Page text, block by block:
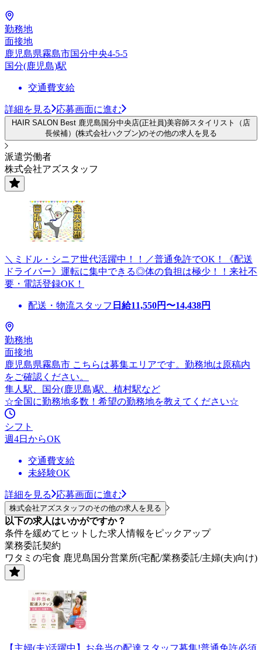
勤務地
面接地
鹿児島県霧島市国分中央4-5-5
国分(鹿児島)駅
交通費支給
詳細を見る 応募画面に進む
HAIR SALON Best 鹿児島国分中央店(正社員)美容師スタイリスト（店
長候補）(株式会社ハクブン)のその他の求人を見る
派遣労働者
株式会社アズスタッフ
＼ミドル・シニア世代活躍中！！／普通免許でOK！《配送
ドライバー》運転に集中できる◎体の負担は極少！！来社不
要・電話登録OK！
配送・物流スタッフ 日給11,550円〜14,438円
勤務地
面接地
鹿児島県霧島市 こちらは募集エリアです。勤務地は原稿内
をご確認ください。
隼人駅、国分(鹿児島)駅、植村駅など
☆全国に勤務地多数！希望の勤務地を教えてください☆
シフト
週4日からOK
交通費支給
未経験OK
詳細を見る 応募画面に進む
株式会社アズスタッフのその他の求人を見る
以下の求人はいかがですか？
条件を緩めてヒットした求人情報をピックアップ
業務委託契約
ワタミの宅食 鹿児島国分営業所(宅配/業務委託/主婦(夫)向け)
【主婦(夫)活躍中】お弁当の配達スタッフ募集!普通免許必須